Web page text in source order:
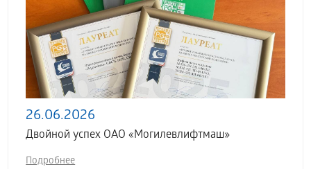
26.06.2026
Двойной успех ОАО «Могилевлифтмаш»
Подробнее